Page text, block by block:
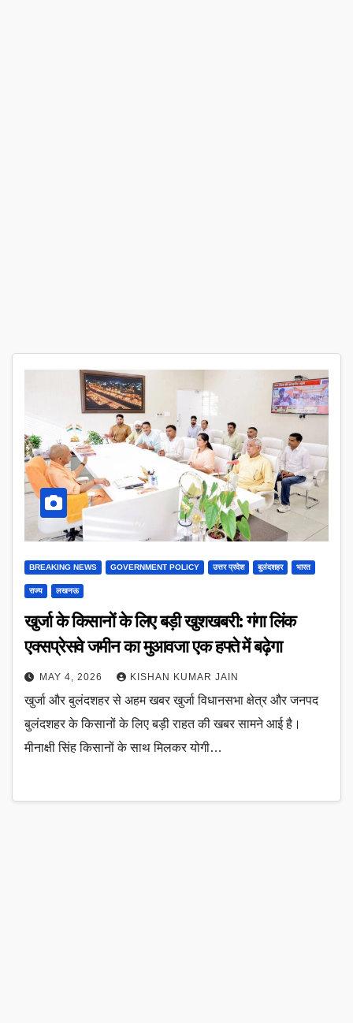
BREAKING NEWS GOVERNMENT POLICY उत्तर प्रदेश बुलंदशहर भारत
राज्य लखनऊ
खुर्जा के किसानों के लिए बड़ी खुशखबरी: गंगा लिंक
एक्सप्रेसवे जमीन का मुआवजा एक हफ्ते में बढ़ेगा
MAY 4, 2026 KISHAN KUMAR JAIN
खुर्जा और बुलंदशहर से अहम खबर खुर्जा विधानसभा क्षेत्र और जनपद
बुलंदशहर के किसानों के लिए बड़ी राहत की खबर सामने आई है।
मीनाक्षी सिंह किसानों के साथ मिलकर योगी…